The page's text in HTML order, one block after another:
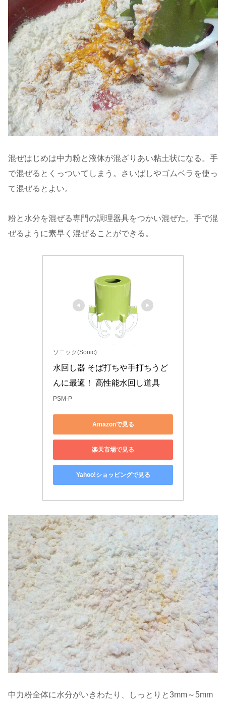
混ぜはじめは中力粉と液体が混ざりあい粘土状になる。手
で混ぜるとくっついてしまう。さいばしやゴムベラを使っ
て混ぜるとよい。
粉と水分を混ぜる専門の調理器具をつかい混ぜた。手で混
ぜるように素早く混ぜることができる。
ソニック(Sonic)
水回し器 そば打ちや手打ちうど
んに最適！ 高性能水回し道具
PSM-P
Amazonで見る
楽天市場で見る
Yahoo!ショッピングで見る
中力粉全体に水分がいきわたり、しっとりと3mm～5mm